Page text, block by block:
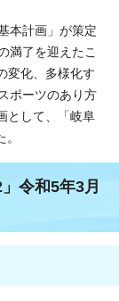
本計画」が策定
満了を迎えたこ
変化、多様化す
ポーツのあり方
として、「岐阜
令和5年3月